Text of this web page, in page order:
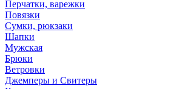
Перчатки, варежки
Повязки
Сумки, рюкзаки
Шапки
Мужская
Брюки
Ветровки
Джемперы и Свитеры